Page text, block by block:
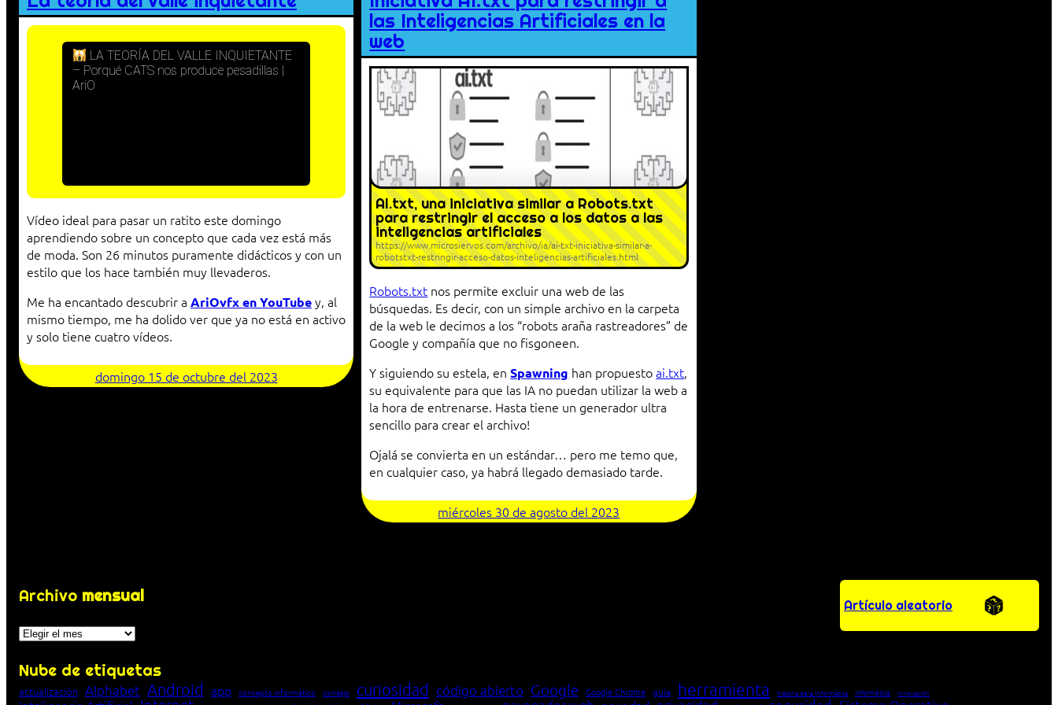
LA TEORÍA DEL VALLE INQUIETANTE
– Porqué CATS nos produce pesadillas |
AriO
Vídeo ideal para pasar un ratito este domingo
aprendiendo sobre un concepto que cada vez está más
de moda. Son 26 minutos puramente didácticos y con un
estilo que los hace también muy llevaderos.
Me ha encantado descubrir a AriOvfx en YouTubey, al
mismo tiempo, me ha dolido ver que ya no está en activo
y solo tiene cuatro vídeos.
domingo 15 de octubre del 2023
las Inteligencias Artificiales en la
web
AI.txt, una iniciativa similar a Robots.txt
para restringir el acceso a los datos a las
inteligencias artificiales
https://www.microsiervos.com/archivo/ia/ai-txt-iniciativa-similar-a-
robotstxt-restringir-acceso-datos-inteligencias-artificiales.html
Robots.txt nos permite excluir una web de las
búsquedas. Es decir, con un simple archivo en la carpeta
de la web le decimos a los “robots araña rastreadores” de
Google y compañía que no fisgoneen.
Y siguiendo su estela, enSpawning han propuestoai.txt,
su equivalente para que las IA no puedan utilizar la web a
la hora de entrenarse. Hasta tiene un generador ultra
sencillo para crear el archivo!
Ojalá se convierta en un estándar… pero me temo que,
en cualquier caso, ya habrá llegado demasiado tarde.
miércoles 30 de agosto del 2023
Archivo mensual
Archivos
Artículo aleatorio
Nube de etiquetas
actualización Alphabet Android app concepto informático consejo curiosidad código abierto Google Google Chrome guía herramienta historia de la Informática Informática innovación